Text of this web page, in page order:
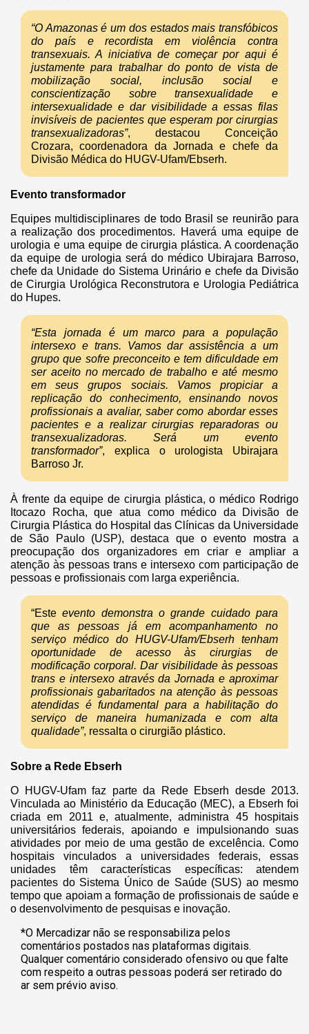
“O Amazonas é um dos estados mais transfóbicos
do país e recordista em violência contra
transexuais. A iniciativa de começar por aqui é
justamente para trabalhar do ponto de vista de
mobilização social, inclusão social e
conscientização sobre transexualidade e
intersexualidade e dar visibilidade a essas filas
invisíveis de pacientes que esperam por cirurgias
transexualizadoras”, destacou Conceição
Crozara, coordenadora da Jornada e chefe da
Divisão Médica do HUGV-Ufam/Ebserh.
Evento transformador
Equipes multidisciplinares de todo Brasil se reunirão para
a realização dos procedimentos. Haverá uma equipe de
urologia e uma equipe de cirurgia plástica. A coordenação
da equipe de urologia será do médico Ubirajara Barroso,
chefe da Unidade do Sistema Urinário e chefe da Divisão
de Cirurgia Urológica Reconstrutora e Urologia Pediátrica
do Hupes.
“Esta jornada é um marco para a população
intersexo e trans. Vamos dar assistência a um
grupo que sofre preconceito e tem dificuldade em
ser aceito no mercado de trabalho e até mesmo
em seus grupos sociais. Vamos propiciar a
replicação do conhecimento, ensinando novos
profissionais a avaliar, saber como abordar esses
pacientes e a realizar cirurgias reparadoras ou
transexualizadoras. Será um evento
transformador”, explica o urologista Ubirajara
Barroso Jr.
À frente da equipe de cirurgia plástica, o médico Rodrigo
Itocazo Rocha, que atua como médico da Divisão de
Cirurgia Plástica do Hospital das Clínicas da Universidade
de São Paulo (USP), destaca que o evento mostra a
preocupação dos organizadores em criar e ampliar a
atenção às pessoas trans e intersexo com participação de
pessoas e profissionais com larga experiência.
“Este evento demonstra o grande cuidado para
que as pessoas já em acompanhamento no
serviço médico do HUGV-Ufam/Ebserh tenham
oportunidade de acesso às cirurgias de
modificação corporal. Dar visibilidade às pessoas
trans e intersexo através da Jornada e aproximar
profissionais gabaritados na atenção às pessoas
atendidas é fundamental para a habilitação do
serviço de maneira humanizada e com alta
qualidade”, ressalta o cirurgião plástico.
Sobre a Rede Ebserh
O HUGV-Ufam faz parte da Rede Ebserh desde 2013.
Vinculada ao Ministério da Educação (MEC), a Ebserh foi
criada em 2011 e, atualmente, administra 45 hospitais
universitários federais, apoiando e impulsionando suas
atividades por meio de uma gestão de excelência. Como
hospitais vinculados a universidades federais, essas
unidades têm características específicas: atendem
pacientes do Sistema Único de Saúde (SUS) ao mesmo
tempo que apoiam a formação de profissionais de saúde e
o desenvolvimento de pesquisas e inovação.
*O Mercadizar não se responsabiliza pelos
comentários postados nas plataformas digitais.
Qualquer comentário considerado ofensivo ou que falte
com respeito a outras pessoas poderá ser retirado do
ar sem prévio aviso.